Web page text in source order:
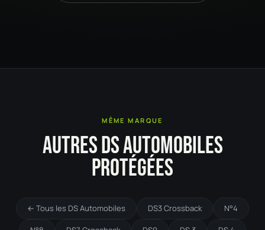
MÊME MARQUE
AUTRES DS AUTOMOBILES
PROTÉGÉES
← Tous les DS Automobiles DS3 Crossback N°4